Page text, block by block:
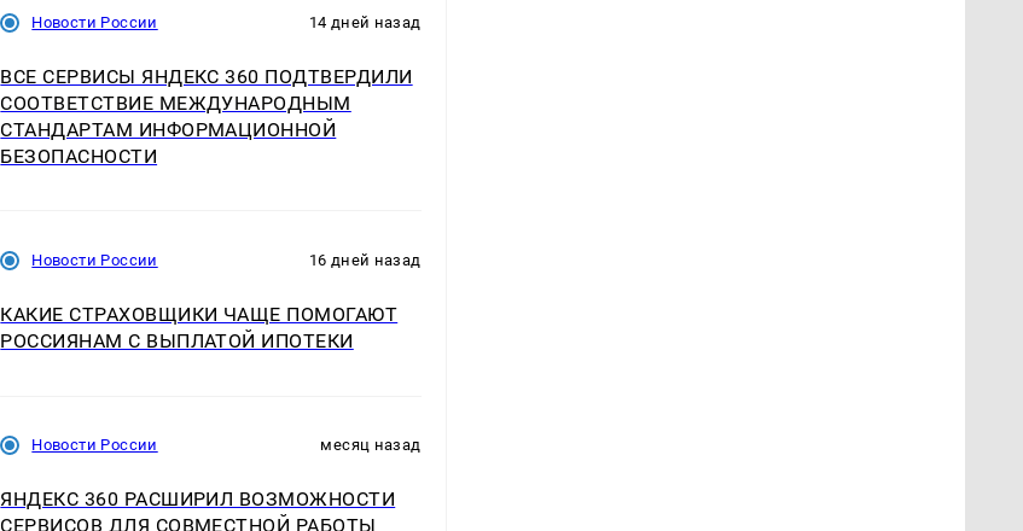
Новости России 14 дней назад
ВСЕ СЕРВИСЫ ЯНДЕКС 360 ПОДТВЕРДИЛИ
СООТВЕТСТВИЕ МЕЖДУНАРОДНЫМ
СТАНДАРТАМ ИНФОРМАЦИОННОЙ
БЕЗОПАСНОСТИ
Новости России 16 дней назад
КАКИЕ СТРАХОВЩИКИ ЧАЩЕ ПОМОГАЮТ
РОССИЯНАМ С ВЫПЛАТОЙ ИПОТЕКИ
Новости России месяц назад
ЯНДЕКС 360 РАСШИРИЛ ВОЗМОЖНОСТИ
СЕРВИСОВ ДЛЯ СОВМЕСТНОЙ РАБОТЫ